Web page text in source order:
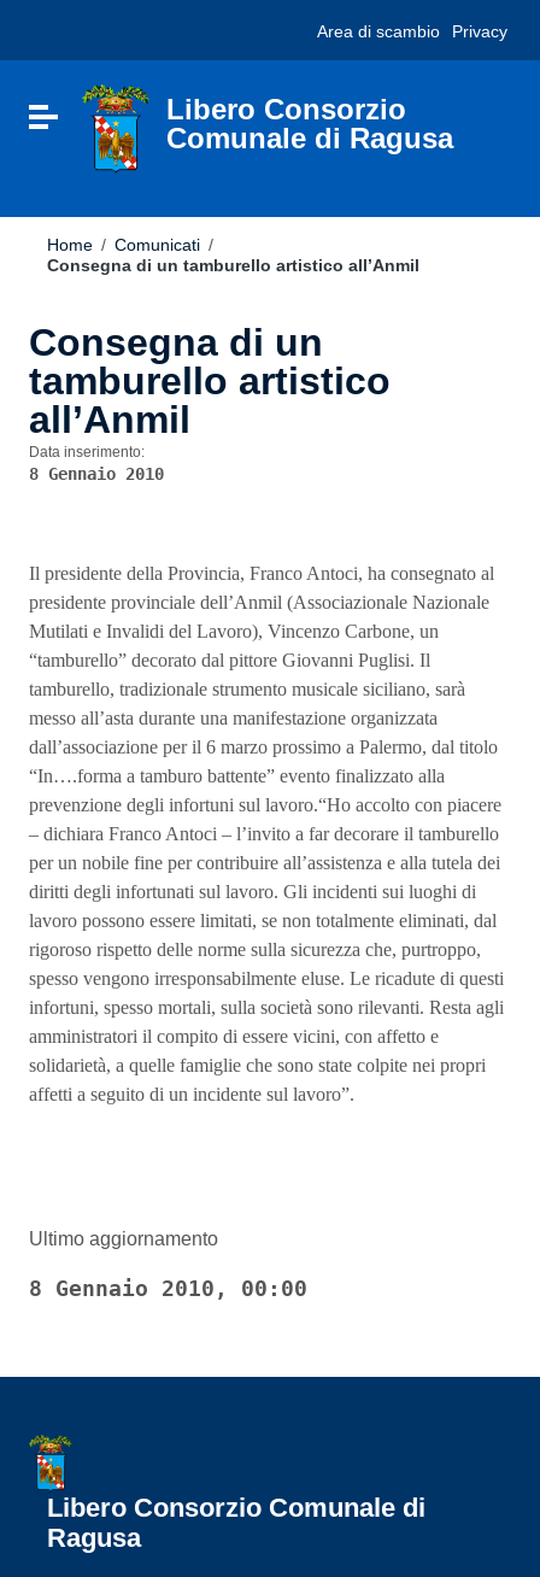
sito
include
Vai al footer
Area di scambio Privacy
Attiva / disattiva la navigazione
Libero Consorzio
Comunale di Ragusa
Home / Comunicati /
Consegna di un tamburello artistico all’Anmil
Consegna di un
tamburello artistico
all’Anmil
Data inserimento:
8 Gennaio 2010
Il presidente della Provincia, Franco Antoci, ha consegnato al
presidente provinciale dell’Anmil (Associazionale Nazionale
Mutilati e Invalidi del Lavoro), Vincenzo Carbone, un
“tamburello” decorato dal pittore Giovanni Puglisi. Il
tamburello, tradizionale strumento musicale siciliano, sarà
messo all’asta durante una manifestazione organizzata
dall’associazione per il 6 marzo prossimo a Palermo, dal titolo
“In….forma a tamburo battente” evento finalizzato alla
prevenzione degli infortuni sul lavoro.“Ho accolto con piacere
– dichiara Franco Antoci – l’invito a far decorare il tamburello
per un nobile fine per contribuire all’assistenza e alla tutela dei
diritti degli infortunati sul lavoro. Gli incidenti sui luoghi di
lavoro possono essere limitati, se non totalmente eliminati, dal
rigoroso rispetto delle norme sulla sicurezza che, purtroppo,
spesso vengono irresponsabilmente eluse. Le ricadute di questi
infortuni, spesso mortali, sulla società sono rilevanti. Resta agli
amministratori il compito di essere vicini, con affetto e
solidarietà, a quelle famiglie che sono state colpite nei propri
affetti a seguito di un incidente sul lavoro”.
Ultimo aggiornamento
8 Gennaio 2010, 00:00
Libero Consorzio Comunale di
Ragusa